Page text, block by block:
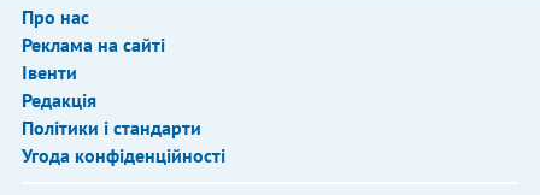
Про нас
Реклама на сайті
Івенти
Редакція
Політики і стандарти
Угода конфіденційності